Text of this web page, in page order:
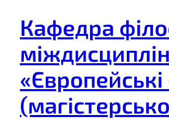
Кафедра
«Європейські